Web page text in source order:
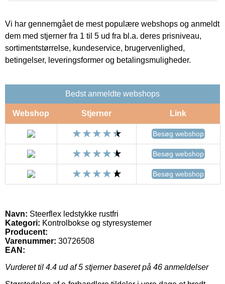
Vi har gennemgået de mest populære webshops og anmeldt
dem med stjerner fra 1 til 5 ud fra bl.a. deres prisniveau,
sortimentstørrelse, kundeservice, brugervenlighed,
betingelser, leveringsformer og betalingsmuligheder.
Bedst anmeldte webshops
Webshop Stjerner Link
Besøg webshop
Besøg webshop
Besøg webshop
Navn: Steerflex ledstykke rustfri
Kategori: Kontrolbokse og styresystemer
Producent:
Varenummer: 30726508
EAN:
Vurderet til 4.4 ud af 5 stjerner baseret på 46 anmeldelser